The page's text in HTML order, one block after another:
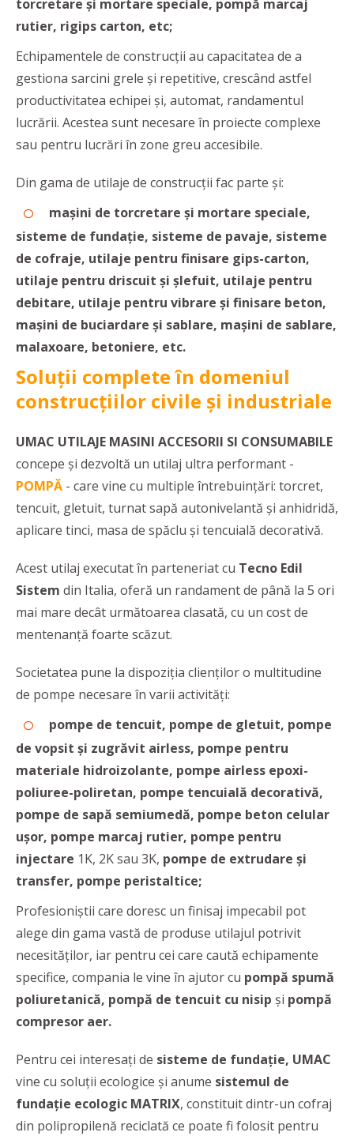
torcretare și mortare speciale, pompă marcaj
rutier, rigips carton, etc;
Echipamentele de construcții au capacitatea de a
gestiona sarcini grele și repetitive, crescând astfel
productivitatea echipei și, automat, randamentul
lucrării. Acestea sunt necesare în proiecte complexe
sau pentru lucrări în zone greu accesibile.
Din gama de utilaje de construcții fac parte și:
mașini de torcretare și mortare speciale,
sisteme de fundație, sisteme de pavaje, sisteme
de cofraje, utilaje pentru finisare gips-carton,
utilaje pentru driscuit și șlefuit, utilaje pentru
debitare, utilaje pentru vibrare și finisare beton,
mașini de buciardare și sablare, mașini de sablare,
malaxoare, betoniere, etc.
Soluții complete în domeniul
construcțiilor civile și industriale
UMAC UTILAJE MASINI ACCESORII SI CONSUMABILE
concepe și dezvoltă un utilaj ultra performant -
POMPĂ - care vine cu multiple întrebuințări: torcret,
tencuit, gletuit, turnat sapă autonivelantă și anhidridă,
aplicare tinci, masa de spăclu și tencuială decorativă.
Acest utilaj executat în parteneriat cu Tecno Edil
Sistem din Italia, oferă un randament de până la 5 ori
mai mare decât următoarea clasată, cu un cost de
mentenanță foarte scăzut.
Societatea pune la dispoziția clienților o multitudine
de pompe necesare în varii activități:
pompe de tencuit, pompe de gletuit, pompe
de vopsit și zugrăvit airless, pompe pentru
materiale hidroizolante, pompe airless epoxi-
poliuree-poliretan, pompe tencuială decorativă,
pompe de sapă semiumedă, pompe beton celular
ușor, pompe marcaj rutier, pompe pentru
injectare 1K, 2K sau 3K, pompe de extrudare și
transfer, pompe peristaltice;
Profesioniștii care doresc un finisaj impecabil pot
alege din gama vastă de produse utilajul potrivit
necesităților, iar pentru cei care caută echipamente
specifice, compania le vine în ajutor cu pompă spumă
poliuretanică, pompă de tencuit cu nisip și pompă
compresor aer.
Pentru cei interesați de sisteme de fundație, UMAC
vine cu soluții ecologice și anume sistemul de
fundație ecologic MATRIX, constituit dintr-un cofraj
din polipropilenă reciclată ce poate fi folosit pentru